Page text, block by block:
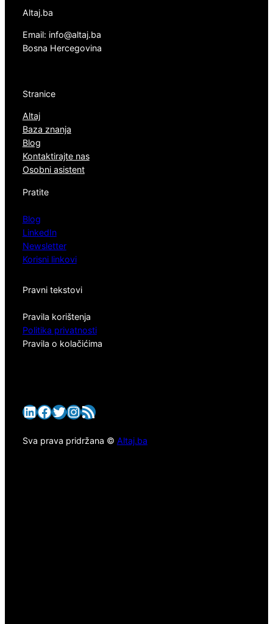
Altaj.ba
Email: info@altaj.ba
Bosna Hercegovina
Stranice
Altaj
Baza znanja
Blog
Kontaktirajte nas
Osobni asistent
Pratite
Blog
LinkedIn
Newsletter
Korisni linkovi
Pravni tekstovi
Pravila korištenja
Politika privatnosti
Pravila o kolačićima
LinkedIn
Facebook
Twitter
Instagram
RSS Feed
Sva prava pridržana © Altaj.ba